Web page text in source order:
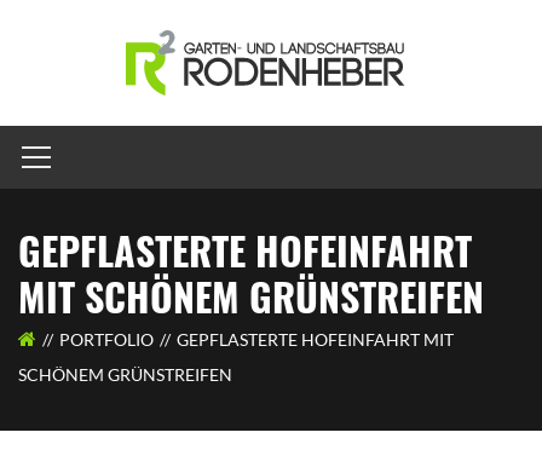
GEPFLASTERTE HOFEINFAHRT
MIT SCHÖNEM GRÜNSTREIFEN
PORTFOLIO
GEPFLASTERTE HOFEINFAHRT MIT
SCHÖNEM GRÜNSTREIFEN